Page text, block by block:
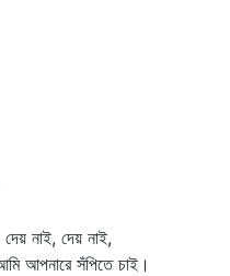
দেয় নাই, দেয় নাই,
আপনারে সঁপিতে চাই।